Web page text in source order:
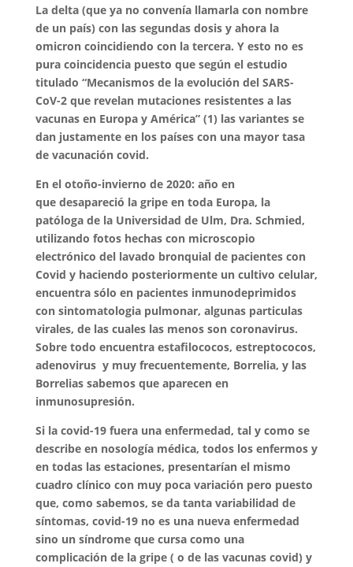
La delta (que ya no convenía llamarla con nombre
de un país) con las segundas dosis y ahora la
omicron coincidiendo con la tercera. Y esto no es
pura coincidencia puesto que según el estudio
titulado “Mecanismos de la evolución del SARS-
CoV-2 que revelan mutaciones resistentes a las
vacunas en Europa y América” (1) las variantes se
dan justamente en los países con una mayor tasa
de vacunación covid.
En el otoño-invierno de 2020: año en
que desapareció la gripe en toda Europa, la
patóloga de la Universidad de Ulm, Dra. Schmied,
utilizando fotos hechas con microscopio
electrónico del lavado bronquial de pacientes con
Covid y haciendo posteriormente un cultivo celular,
encuentra sólo en pacientes inmunodeprimidos
con sintomatologia pulmonar, algunas particulas
virales, de las cuales las menos son coronavirus.
Sobre todo encuentra estafilococos, estreptococos,
adenovirus y muy frecuentemente, Borrelia, y las
Borrelias sabemos que aparecen en
inmunosupresión.
Si la covid-19 fuera una enfermedad, tal y como se
describe en nosología médica, todos los enfermos y
en todas las estaciones, presentarían el mismo
cuadro clínico con muy poca variación pero puesto
que, como sabemos, se da tanta variabilidad de
síntomas, covid-19 no es una nueva enfermedad
sino un síndrome que cursa como una
complicación de la gripe ( o de las vacunas covid) y